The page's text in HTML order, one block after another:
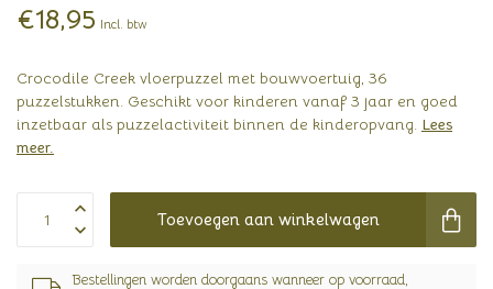
€18,95 Incl. btw
Crocodile Creek vloerpuzzel met bouwvoertuig, 36
puzzelstukken. Geschikt voor kinderen vanaf 3 jaar en goed
inzetbaar als puzzelactiviteit binnen de kinderopvang. Lees
meer.
Toevoegen aan winkelwagen
Bestellingen worden doorgaans wanneer op voorraad,